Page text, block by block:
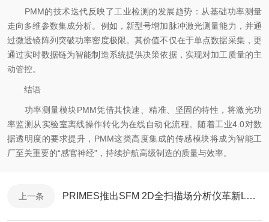
PMM的技术迭代反映了工业检测的发展趋势：从基础功率测量
走向多维参数集成分析。例如，新型号增加脉冲激光测量能力，并通
过微透镜阵列突破功率密度极限。其价值不仅在于单点数据采集，更
通过实时数据链为智能制造系统提供决策依据，实现对加工质量的主
动管控。
结语
功率测量模块PMM凭借其快速、精准、坚固的特性，将激光功
率监测从实验室离线操作转化为在线自动化流程。随着工业4.0对数
据透明度的要求提升，PMM这类高度集成的传感模块将成为智能工
厂至关重要的“感官神经”，持续护航高级制造的质量与效率。
上一条 PRIMES推出SFM 2D全扫描场分析仪革新LPBF激光增材制造